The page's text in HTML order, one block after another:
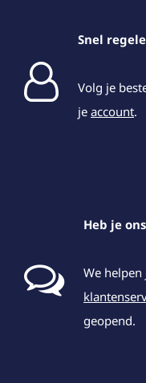
Snel
Volg je
je account.
Heb je
We helpen
geopend.